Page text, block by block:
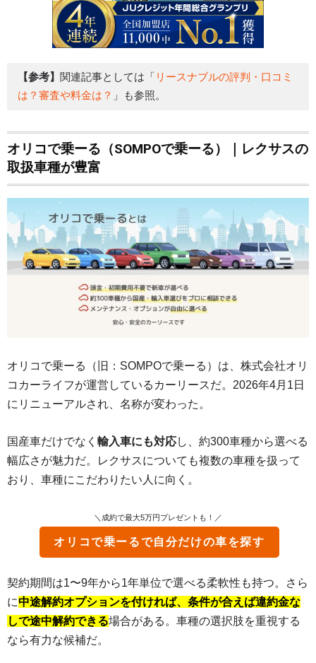
【参考】 関連記事としては「 リースナブルの評判・口コミ
は？審査や料金は？ 」も参照。
オリコで乗ーる（SOMPOで乗ーる）｜レクサスの
取扱車種が豊富
オリコで乗ーる（旧：SOMPOで乗ーる）は、株式会社オリ
コカーライフが運営しているカーリースだ。2026年4月1日
にリニューアルされ、名称が変わった。
国産車だけでなく 輸入車にも対応し、約300車種から選べる
幅広さが魅力だ。レクサスについても複数の車種を扱って
おり、車種にこだわりたい人に向く。
＼成約で最大5万円プレゼントも！／
オリコで乗ーるで自分だけの車を探す
契約期間は1〜9年から1年単位で選べる柔軟性も持つ。さら
に中途解約オプションを付ければ、条件が合えば違約金な
しで途中解約できる場合がある。車種の選択肢を重視する
なら有力な候補だ。